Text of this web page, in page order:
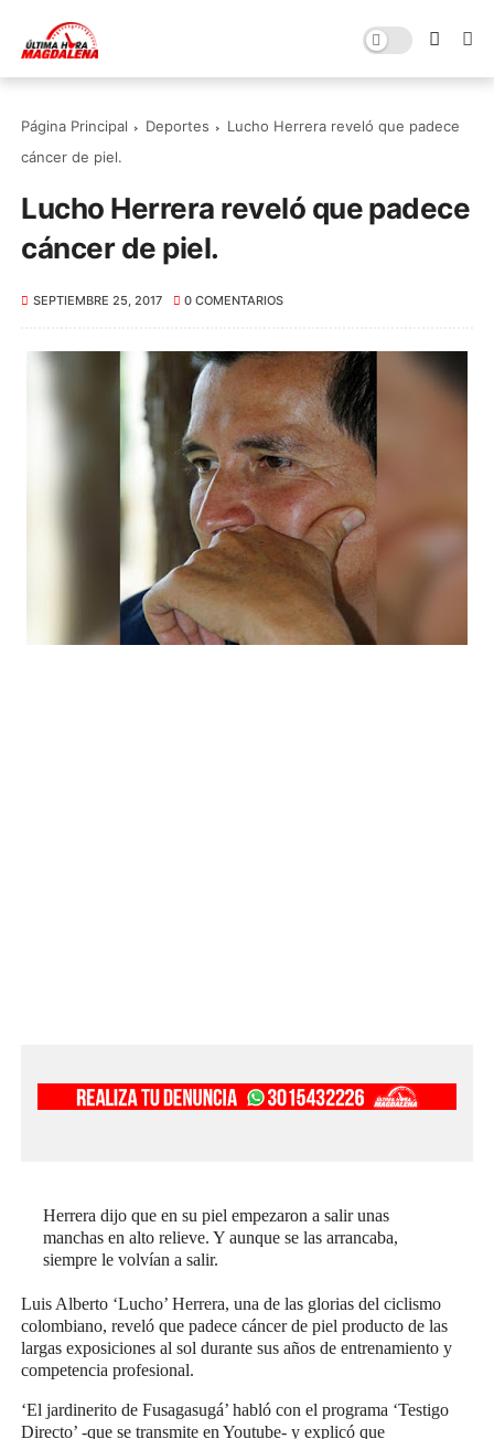
Página Principal Deportes
Lucho Herrera reveló que padece
cáncer de piel.
Lucho Herrera reveló que padece
cáncer de piel.
SEPTIEMBRE 25, 2017 0 COMENTARIOS
Herrera dijo que en su piel empezaron a salir unas
manchas en alto relieve. Y aunque se las arrancaba,
siempre le volvían a salir.
Luis Alberto ‘Lucho’ Herrera, una de las glorias del ciclismo
colombiano, reveló que padece cáncer de piel producto de las
largas exposiciones al sol durante sus años de entrenamiento y
competencia profesional.
‘El jardinerito de Fusagasugá’ habló con el programa ‘Testigo
Directo’ -que se transmite en Youtube- y explicó que